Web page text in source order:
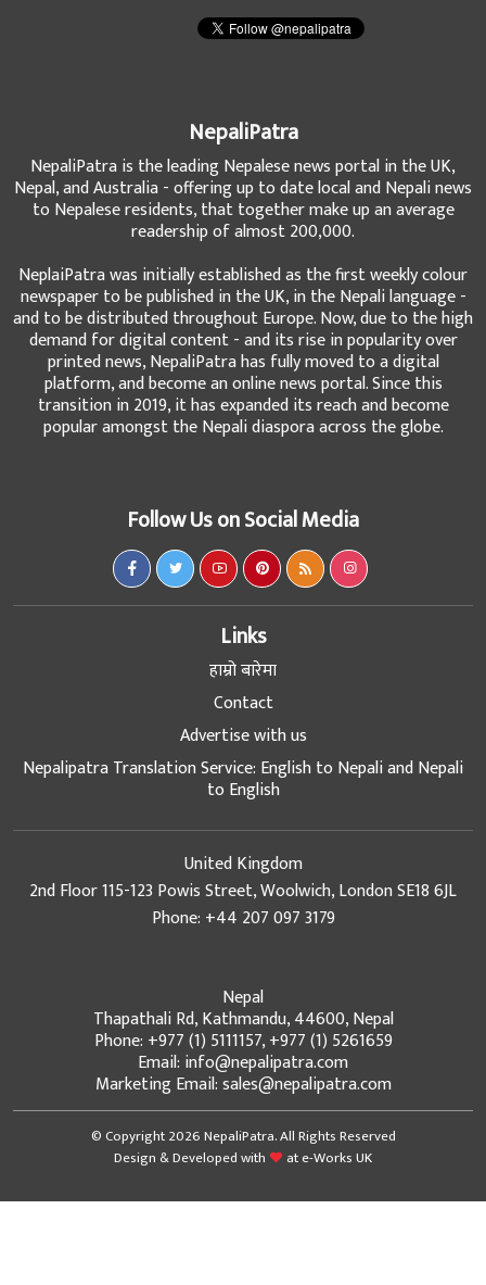
NepaliPatra
NepaliPatra is the leading Nepalese news portal in the UK,
Nepal, and Australia - offering up to date local and Nepali news
to Nepalese residents, that together make up an average
readership of almost 200,000.
NeplaiPatra was initially established as the first weekly colour
newspaper to be published in the UK, in the Nepali language -
and to be distributed throughout Europe. Now, due to the high
demand for digital content - and its rise in popularity over
printed news, NepaliPatra has fully moved to a digital
platform, and become an online news portal. Since this
transition in 2019, it has expanded its reach and become
popular amongst the Nepali diaspora across the globe.
Follow Us on Social Media
Links
हाम्रो बारेमा
Contact
Advertise with us
Nepalipatra Translation Service: English to Nepali and Nepali
to English
United Kingdom
2nd Floor 115-123 Powis Street, Woolwich, London SE18 6JL
Phone: +44 207 097 3179
Nepal
Thapathali Rd, Kathmandu, 44600, Nepal
Phone: +977 (1) 5111157, +977 (1) 5261659
Email: info@nepalipatra.com
Marketing Email: sales@nepalipatra.com
© Copyright 2026 NepaliPatra. All Rights Reserved
Design & Developed with
ate-Works UK